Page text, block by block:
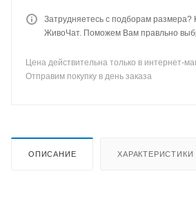
Затрудняетесь с подборам
ЖивоЧат. Поможем Вам правльно
Цена действительна только в интернет-
Отправим покупку в день заказа
ОПИСАНИЕ ХАРАКТЕРИСТИКИ